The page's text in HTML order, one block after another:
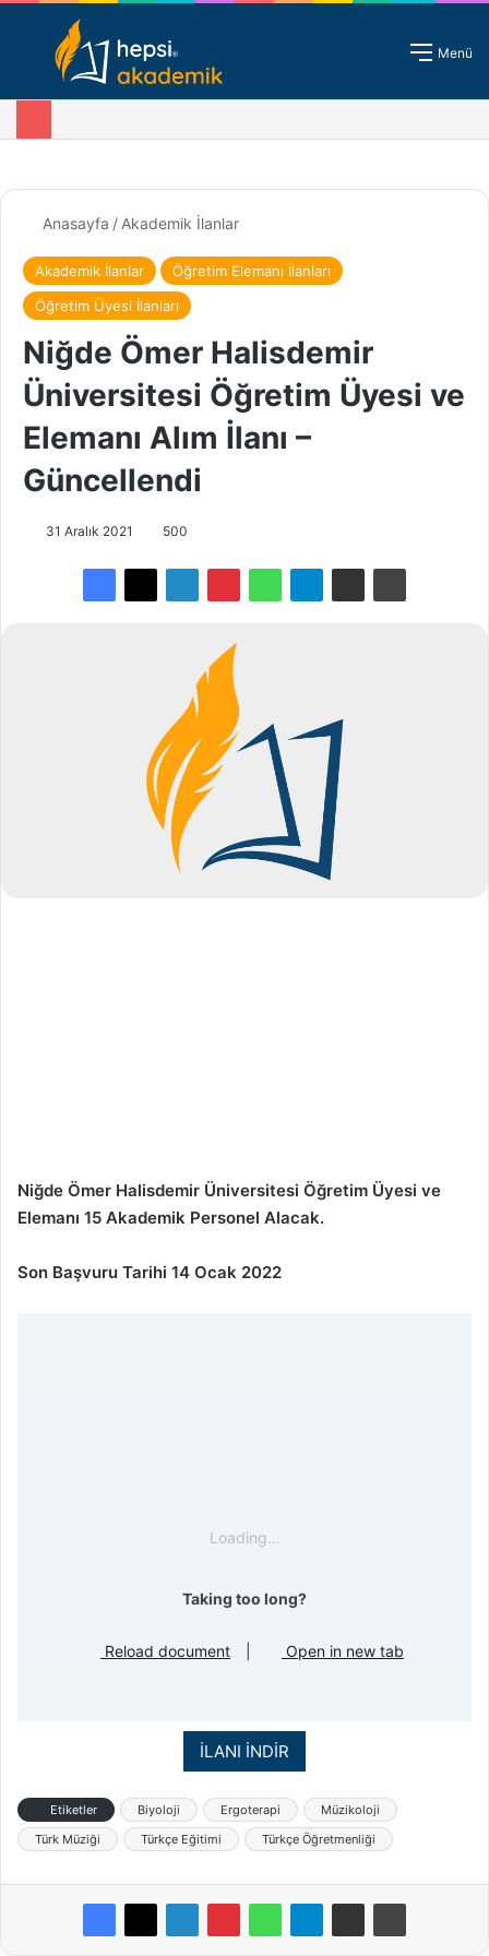
Giriş - Kayıt Menü
Anasayfa / Akademik İlanlar
Akademik İlanlar
Öğretim Elemanı İlanları
Öğretim Üyesi İlanları
Niğde Ömer Halisdemir
Üniversitesi Öğretim Üyesi ve
Elemanı Alım İlanı –
Güncellendi
31 Aralık 2021 500
Niğde Ömer Halisdemir Üniversitesi Öğretim Üyesi ve
Elemanı 15 Akademik Personel Alacak.
Son Başvuru Tarihi 14 Ocak 2022
Loading…
Taking too long?
Reload document Open in new tab
İLANI İNDİR
Etiketler Biyoloji Ergoterapi
Müzikoloji
Türk Müziği
Türkçe Eğitimi Türkçe Öğretmenliği